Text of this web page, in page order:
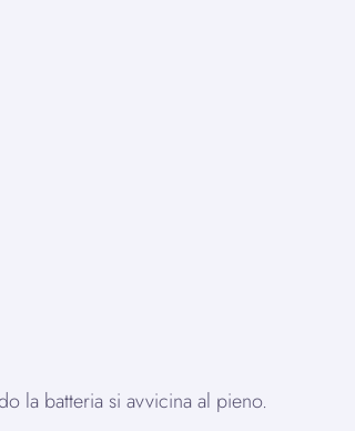
la batteria si avvicina al pieno.